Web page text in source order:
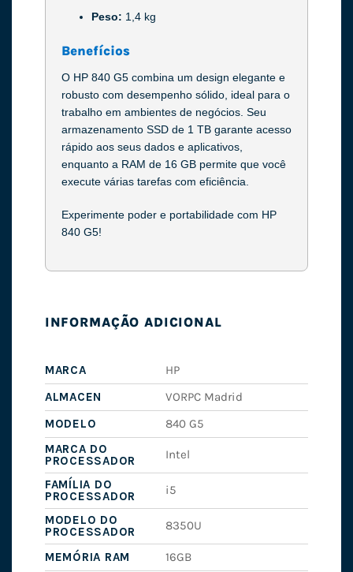
Peso: 1,4 kg
Benefícios
O HP 840 G5 combina um design elegante e
robusto com desempenho sólido, ideal para o
trabalho em ambientes de negócios. Seu
armazenamento SSD de 1 TB garante acesso
rápido aos seus dados e aplicativos,
enquanto a RAM de 16 GB permite que você
execute várias tarefas com eficiência.
Experimente poder e portabilidade com HP
840 G5!
INFORMAÇÃO ADICIONAL
MARCA
HP
ALMACEN
VORPC Madrid
MODELO
840 G5
MARCA DO
PROCESSADOR
Intel
FAMÍLIA DO
PROCESSADOR
i5
MODELO DO
PROCESSADOR
8350U
MEMÓRIA RAM
16GB